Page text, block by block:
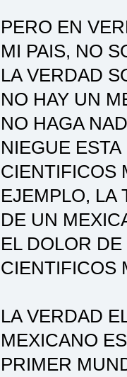
PERO EN
MI PAIS, NO
LA VERDAD
NO HAY UN
NO HAGA
NIEGUE
CIENTIFICOS
EJEMPLO, LA
DE UN
EL DOLOR
CIENTIFICOS
LA VERDAD
MEXICANO
PRIMER